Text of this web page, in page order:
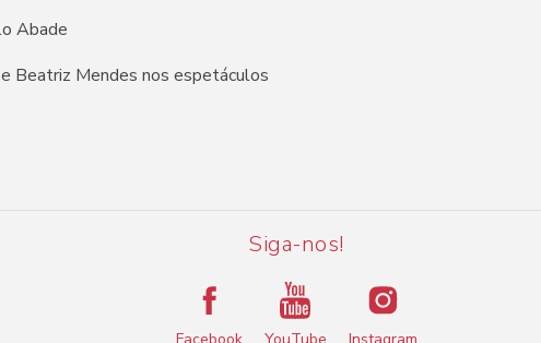
Abade
Beatriz Mendes nos espetáculos
Siga-nos!
Facebook YouTube Instagram